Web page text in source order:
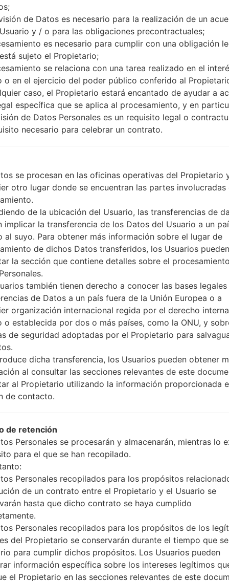
5.5 pulgadas (~77.3%
IPS LCD pantalla tactil
1080 x 2160 píxeles (~442
16M colores
Batería y Teclado
No extraíble Li-Po 3000 mAh
-
Interfaces
3.5mm jack
versión 4.2, A2DP, LE
USB 2.0, Type-C 1.0
Wi-Fi802.11b/g/n, Wi-Fi
OS
OS
Android 8.x Oreo Mirror Release 1
Android 8.x Oreo Mirror Release 1
Android 8.x Oreo Mirror Release 1
de Datos es necesario para la realización de un
y / o para las obligaciones precontractuales;
es necesario para cumplir con una obligación
sujeto el Propietario;
se relaciona con una tarea realizado en el
o en el ejercicio del poder público conferido al
caso, el Propietario estará encantado de ayudar a
específica que se aplica al procesamiento, y en
de Datos Personales es un requisito legal o
necesario para celebrar un contrato.
se procesan en las oficinas operativas del Propietario
otro lugar donde se encuentran las partes involucradas
de la ubicación del Usuario, las transferencias de
implicar la transferencia de los Datos del Usuario a un
al suyo. Para obtener más información sobre el lugar de
de dichos Datos transferidos, los Usuarios pueden
la sección que contiene detalles sobre el
también tienen derecho a conocer las bases
de Datos a un país fuera de la Unión Europea o a
organización internacional regida por el derecho
o establecida por dos o más países, como la ONU, y
de seguridad adoptadas por el Propietario para
dicha transferencia, los Usuarios pueden obtener
al consultar las secciones relevantes de este
al Propietario utilizando la información proporcionada
de contacto.
de retención
Personales se procesarán y almacenarán, mientras lo
para el que se han recopilado.
Personales recopilados para los propósitos
de un contrato entre el Propietario y el Usuario se
hasta que dicho contrato se haya cumplido
Personales recopilados para los propósitos de los
del Propietario se conservarán durante el tiempo que
para cumplir dichos propósitos. Los Usuarios pueden
información específica sobre los intereses legítimos
el Propietario en las secciones relevantes de este